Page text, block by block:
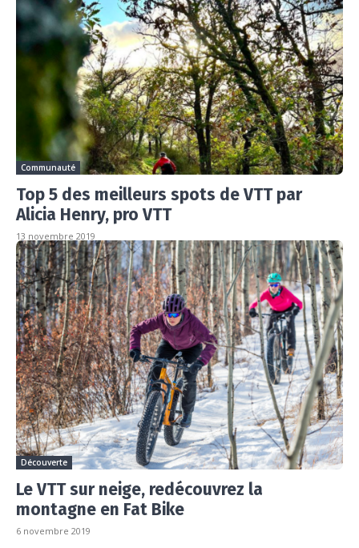
Communauté
Top 5 des meilleurs spots de VTT par
Alicia Henry, pro VTT
13 novembre 2019
Découverte
Le VTT sur neige, redécouvrez la
montagne en Fat Bike
6 novembre 2019